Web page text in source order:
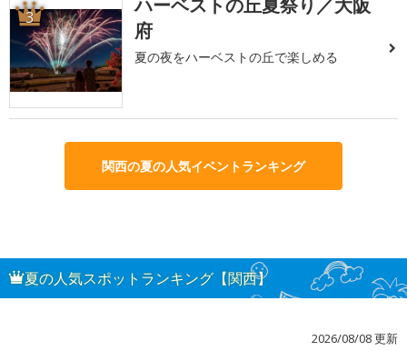
3
府
夏の夜をハーベストの丘で楽しめる
関西の夏の人気イベントランキング
夏の人気スポットランキング【関西】
2026/08/08 更新